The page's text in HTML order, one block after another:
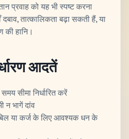
प्रवाह को यह भी स्पष्ट करना
दबाव, तात्कालिकता बढ़ा सकती हैं, या
हानि।
आदतें
सीमा निर्धारित करें
भागें दांव
या कर्ज के लिए आवश्यक धन के